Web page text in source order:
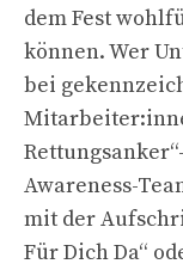
dem Fest
können. Wer
bei
Awareness-
mit der
Für Dich Da“